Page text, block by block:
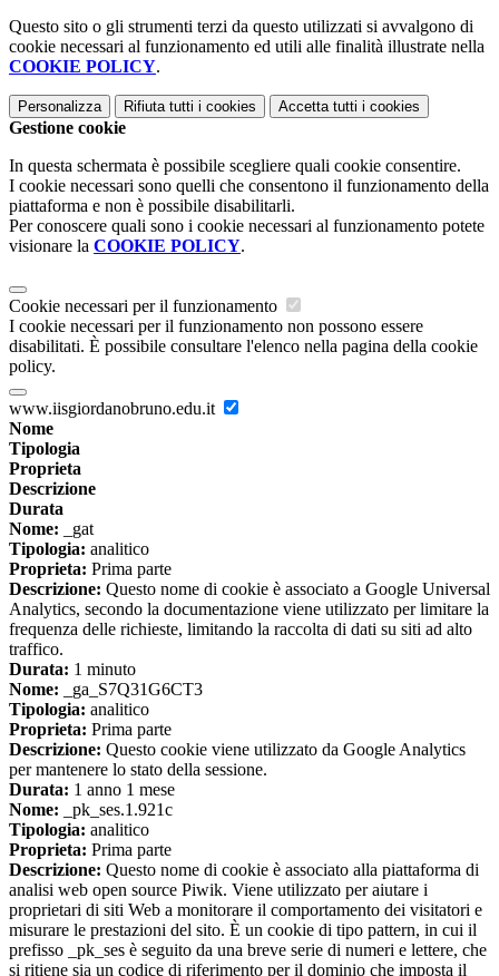
Questo sito o gli strumenti terzi da questo utilizzati si avvalgono di
cookie necessari al funzionamento ed utili alle finalità illustrate nella
COOKIE POLICY.
Personalizza Rifiuta tutti i cookies Accetta tutti i cookies
Gestione cookie
In questa schermata è possibile scegliere quali cookie consentire.
I cookie necessari sono quelli che consentono il funzionamento della
piattaforma e non è possibile disabilitarli.
Per conoscere quali sono i cookie necessari al funzionamento potete
visionare la COOKIE POLICY.
Cookie necessari per il funzionamento
I cookie necessari per il funzionamento non possono essere
disabilitati. È possibile consultare l'elenco nella pagina della cookie
policy.
www.iisgiordanobruno.edu.it
Nome
Tipologia
Proprieta
Descrizione
Durata
Nome: _gat
Tipologia: analitico
Proprieta: Prima parte
Descrizione: Questo nome di cookie è associato a Google Universal
Analytics, secondo la documentazione viene utilizzato per limitare la
frequenza delle richieste, limitando la raccolta di dati su siti ad alto
traffico.
Durata: 1 minuto
Nome: _ga_S7Q31G6CT3
Tipologia: analitico
Proprieta: Prima parte
Descrizione: Questo cookie viene utilizzato da Google Analytics
per mantenere lo stato della sessione.
Durata: 1 anno 1 mese
Nome: _pk_ses.1.921c
Tipologia: analitico
Proprieta: Prima parte
Descrizione: Questo nome di cookie è associato alla piattaforma di
analisi web open source Piwik. Viene utilizzato per aiutare i
proprietari di siti Web a monitorare il comportamento dei visitatori e
misurare le prestazioni del sito. È un cookie di tipo pattern, in cui il
prefisso _pk_ses è seguito da una breve serie di numeri e lettere, che
si ritiene sia un codice di riferimento per il dominio che imposta il